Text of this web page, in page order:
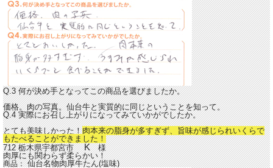
Q.3 何が決め手となってこの商品を選びましたか。
価格。肉の写真。仙台牛と実質的に同じということを知って。
Q.4 実際にお召し上がりになってみていかがでしたか。
とても美味しかった！肉本来の脂身が多すぎず、旨味が感じられいくらで
もたべることができました！
712 栃木県宇都宮市K様
肉厚にも関わらず柔らかい！
商品：仙台名物肉厚牛たん(塩味)